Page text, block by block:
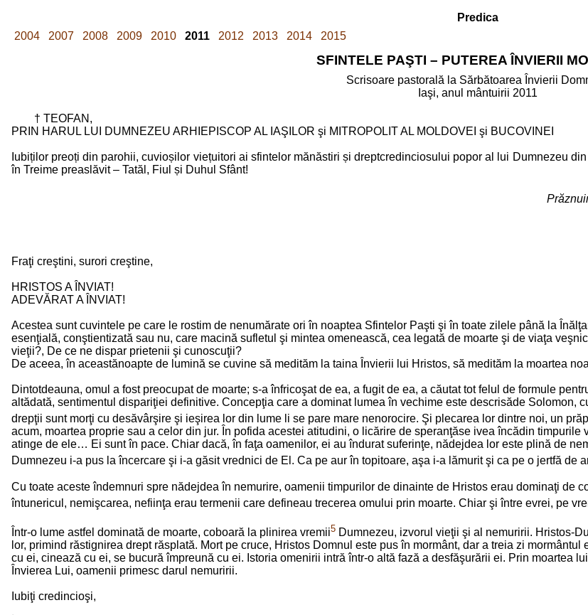
Predica
2004
2007 2008 2009 2010 2011 2012 2013 2014 2015
SFINTELE PAŞTI – PUTEREA ÎNVIERII
Scrisoare pastorală la Sărbătoarea Învierii
Iaşi, anul mântuirii 2011
† TEOFAN,
PRIN HARUL LUI DUMNEZEU ARHIEPISCOP AL IAŞILOR şi MITROPOLIT AL MOLDOVEI şi BUCOVINEI
Iubiților preoți din parohii, cuvioșilor viețuitori ai sfintelor mănăstiri și dreptcredinciosului popor al lui Dumnezeu
în Treime preaslăvit – Tatăl, Fiul și Duhul Sfânt!
Fraţi creştini, surori creştine,
HRISTOS A ÎNVIAT!
ADEVĂRAT A ÎNVIAT!
Acestea sunt cuvintele pe care le rostim de nenumărate ori în noaptea Sfintelor Paşti şi în toate zilele până la
esenţială, conştientizată sau nu, care macină sufletul şi mintea omenească, cea legată de moarte şi de viaţa
vieţii?, De ce ne dispar prietenii şi cunoscuţii?
De aceea, în aceastănoapte de lumină se cuvine să medităm la taina Învierii lui Hristos, să medităm la moartea
Dintotdeauna, omul a fost preocupat de moarte; s-a înfricoşat de ea, a fugit de ea, a căutat tot felul de formule
altădată, sentimentul dispariţiei definitive. Concepţia care a dominat lumea în vechime este descrisăde Solomon,
drepţii sunt morţi cu desăvârşire şi ieşirea lor din lume li se pare mare nenorocire. Şi plecarea lor dintre noi, un
acum, moartea proprie sau a celor din jur. În pofida acestei atitudini, o licărire de speranţăse ivea încădin
atinge de ele… Ei sunt în pace. Chiar dacă, în faţa oamenilor, ei au îndurat suferinţe, nădejdea lor este plină de
Dumnezeu i-a pus la încercare şi i-a găsit vrednici de El. Ca pe aur în topitoare, aşa i-a lămurit şi ca pe o jertfă de
Cu toate aceste îndemnuri spre nădejdea în nemurire, oamenii timpurilor de dinainte de Hristos erau dominaţi de
întunericul, nemişcarea, nefiinţa erau termenii care defineau trecerea omului prin moarte. Chiar şi între evrei, pe
Într-o lume astfel dominată de moarte, coboară la plinirea vremii5 Dumnezeu, izvorul vieţii şi al nemuririi. Hristos-
lor, primind răstignirea drept răsplată. Mort pe cruce, Hristos Domnul este pus în mormânt, dar a treia zi
cu ei, cinează cu ei, se bucură împreună cu ei. Istoria omenirii intră într-o altă fază a desfăşurării ei. Prin moartea
Învierea Lui, oamenii primesc darul nemuririi.
Iubiţi credincioşi,